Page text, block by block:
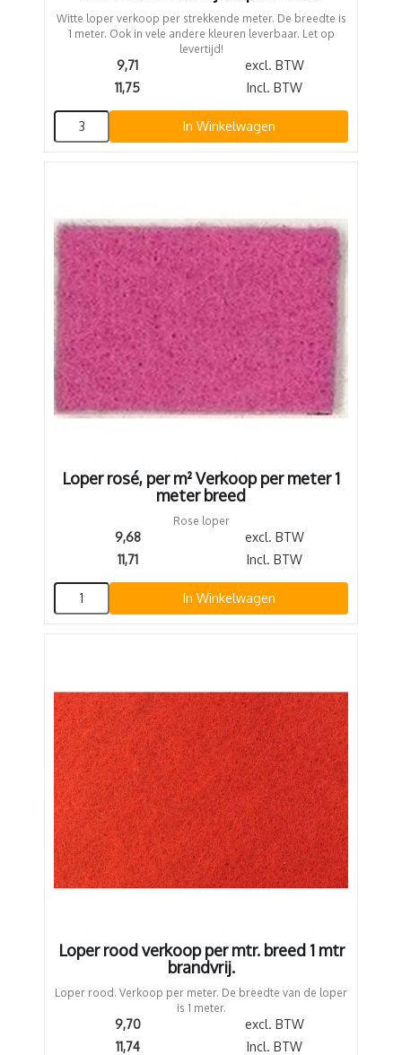
Witte loper verkoop per strekkende meter. De breedte is
1 meter. Ook in vele andere kleuren leverbaar. Let op
levertijd!
9,71
excl. BTW
11,75
Incl. BTW
In Winkelwagen
Loper rosé, per m² Verkoop per meter 1
meter breed
Rose loper
9,68
excl. BTW
11,71
Incl. BTW
In Winkelwagen
Loper rood verkoop per mtr. breed 1 mtr
brandvrij.
Loper rood. Verkoop per meter. De breedte van de loper
is 1 meter.
9,70
excl. BTW
11,74
Incl. BTW